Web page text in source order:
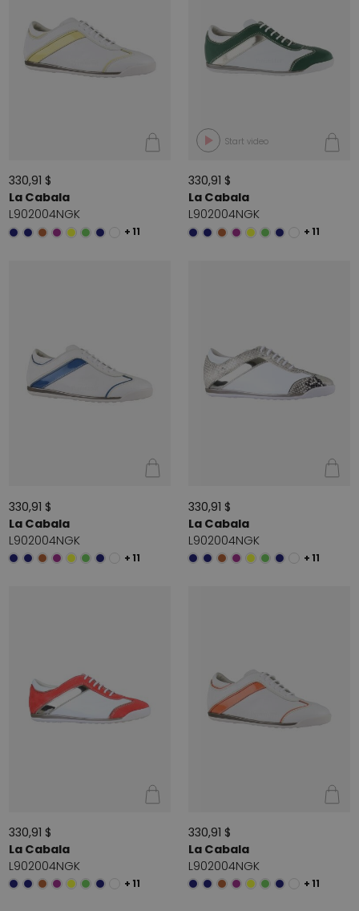
330,91 $
La Cabala
L902004NGK
+ 11
Start video
330,91 $
La Cabala
L902004NGK
+ 11
330,91 $
La Cabala
L902004NGK
+ 11
330,91 $
La Cabala
L902004NGK
+ 11
330,91 $
La Cabala
L902004NGK
+ 11
330,91 $
La Cabala
L902004NGK
+ 11